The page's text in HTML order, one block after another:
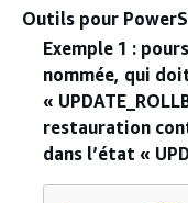
Outils pour
Exemple 1 :
nommée, qui
«
restauration
dans l’état «